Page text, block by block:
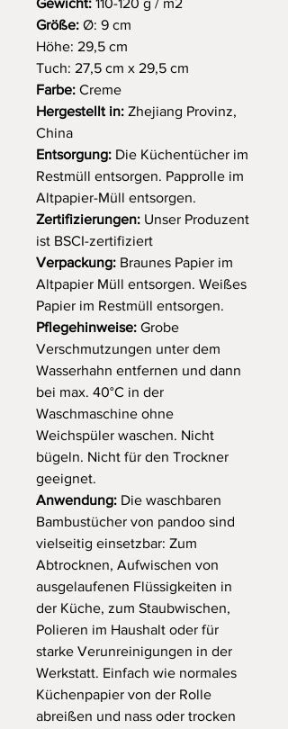
Gewicht: 110-120 g / m2
Größe: Ø: 9 cm
Höhe: 29,5 cm
Tuch: 27,5 cm x 29,5 cm
Farbe: Creme
Hergestellt in: Zhejiang Provinz,
China
Entsorgung: Die Küchentücher im
Restmüll entsorgen. Papprolle im
Altpapier-Müll entsorgen.
Zertifizierungen: Unser Produzent
ist BSCI-zertifiziert
Verpackung: Braunes Papier im
Altpapier Müll entsorgen. Weißes
Papier im Restmüll entsorgen.
Pflegehinweise: Grobe
Verschmutzungen unter dem
Wasserhahn entfernen und dann
bei max. 40°C in der
Waschmaschine ohne
Weichspüler waschen. Nicht
bügeln. Nicht für den Trockner
geeignet.
Anwendung: Die waschbaren
Bambustücher von pandoo sind
vielseitig einsetzbar: Zum
Abtrocknen, Aufwischen von
ausgelaufenen Flüssigkeiten in
der Küche, zum Staubwischen,
Polieren im Haushalt oder für
starke Verunreinigungen in der
Werkstatt. Einfach wie normales
Küchenpapier von der Rolle
abreißen und nass oder trocken